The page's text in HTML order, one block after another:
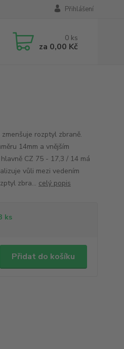
Přihlášení
0 ks
za 0,00 Kč
rozptyl zbraně.
14mm a vnějším
CZ 75 - 17,3 / 14 má
vůli mezi vedením
zbra... celý popis
ks
Přidat do košíku